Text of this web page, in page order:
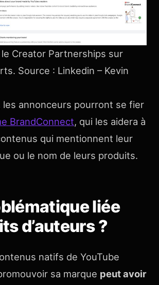
Creator Partnerships sur
Source : Linkedin – Kevin
les annonceurs pourront se fier
BrandConnect, qui les aidera à
qui mentionnent leur
ou le nom de leurs produits.
liée
d’auteurs ?
natifs de YouTube
sa marque peut avoir